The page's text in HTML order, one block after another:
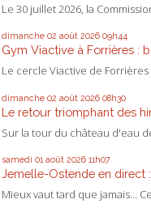
Le 30 juillet 2026, la
dimanche 02 août 2026 09h44
Gym Viactive à Forrières :
Le cercle Viactive de
dimanche 02 août 2026 08h30
Le retour triomphant des
Sur la tour du château d'eau
samedi 01 août 2026 11h07
Jemelle-Ostende en direct :
Mieux vaut tard que jamais...